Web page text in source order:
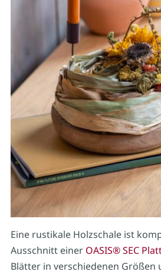
Eine rustikale Holzschale ist
Ausschnitt einer OASIS® SEC
Blätter in verschiedenen Größen